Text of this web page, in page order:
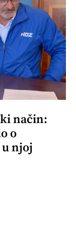
način:
o
njoj